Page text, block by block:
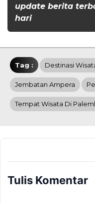
update berita
hari
Tag : Destinasi
Jembatan Ampera
Tempat Wisata Di
Tulis Komentar